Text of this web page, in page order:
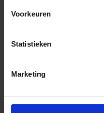
Voorkeuren
Statistieken
Marketing
Foto’s